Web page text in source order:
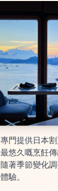
門提供日本
悠久嘅烹飪
著季節變化
驗。